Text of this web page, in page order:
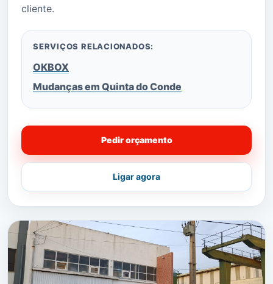
cliente.
SERVIÇOS RELACIONADOS:
OKBOX
Mudanças em Quinta do Conde
Pedir orçamento
Ligar agora